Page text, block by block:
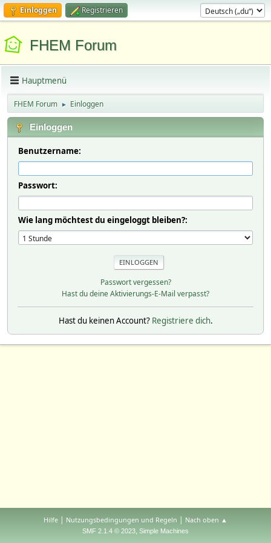
Einloggen Registrieren
FHEM Forum
Hauptmenü
FHEM Forum ► Einloggen
Einloggen
Benutzername:
Passwort:
Wie lang möchtest du eingeloggt bleiben?:
Passwort vergessen?
Hast du deine Aktivierungs-E-Mail verpasst?
Hast du keinen Account? Registriere dich.
Hilfe | Nutzungsbedingungen und Regeln | Nach oben ▲
SMF 2.1.4 © 2023, Simple Machines